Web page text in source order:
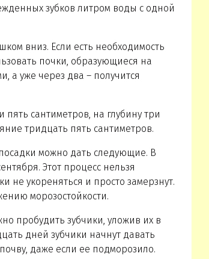
зубков литром воды с одной
вниз. Если есть необходимость
почки, образующиеся на
а уже через два – получится
пять сантиметров, на глубину три
тридцать пять сантиметров.
можно дать следующие. В
Этот процесс нельзя
не укореняться и просто замерзнут.
морозостойкости.
пробудить зубчики, уложив их в
дней зубчики начнут давать
даже если ее подморозило.